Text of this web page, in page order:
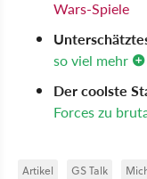
Wars-Spiele
so viel mehr
Der coolste
Forces zu
Artikel GS Talk